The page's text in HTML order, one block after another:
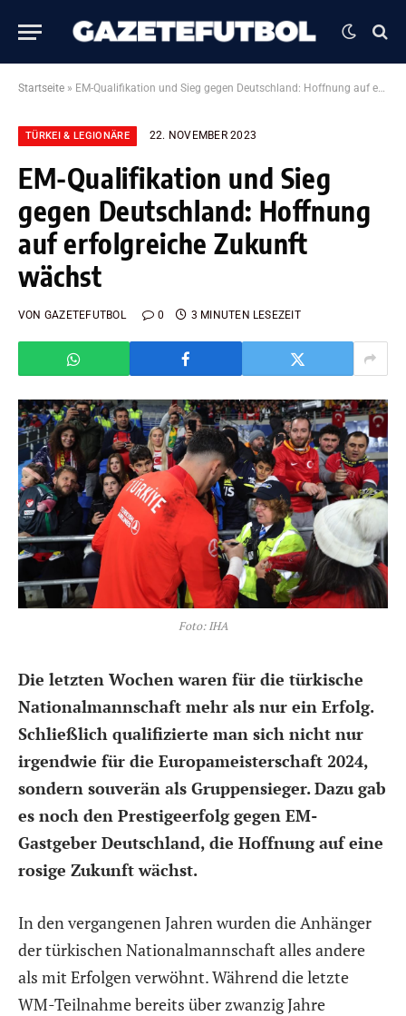
Startseite » EM-Qualifikation und Sieg gegen Deutschland: Hoffnung auf erfolgreiche Zukunft wächst
TÜRKEI & LEGIONÄRE 22. NOVEMBER 2023
EM-Qualifikation und Sieg
gegen Deutschland: Hoffnung
auf erfolgreiche Zukunft
wächst
VON GAZETEFUTBOL 0 3 MINUTEN LESEZEIT
Foto: IHA
Die letzten Wochen waren für die türkische
Nationalmannschaft mehr als nur ein Erfolg.
Schließlich qualifizierte man sich nicht nur
irgendwie für die Europameisterschaft 2024,
sondern souverän als Gruppensieger. Dazu gab
es noch den Prestigeerfolg gegen EM-
Gastgeber Deutschland, die Hoffnung auf eine
rosige Zukunft wächst.
In den vergangenen Jahren wurden die Anhänger
der türkischen Nationalmannschaft alles andere
als mit Erfolgen verwöhnt. Während die letzte
WM-Teilnahme bereits über zwanzig Jahre